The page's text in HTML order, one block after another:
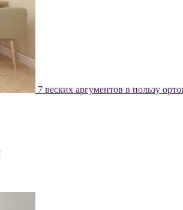
7 веских аргументов в пользу